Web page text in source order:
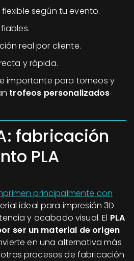
según tu evento.
real por cliente.
y rápida.
importante para torneos y
trofeos personalizados
fabricación
PLA
principalmente con
ideal para impresión 3D
y acabado visual. El PLA
ser un material de origen
en una alternativa más
procesos de fabricación